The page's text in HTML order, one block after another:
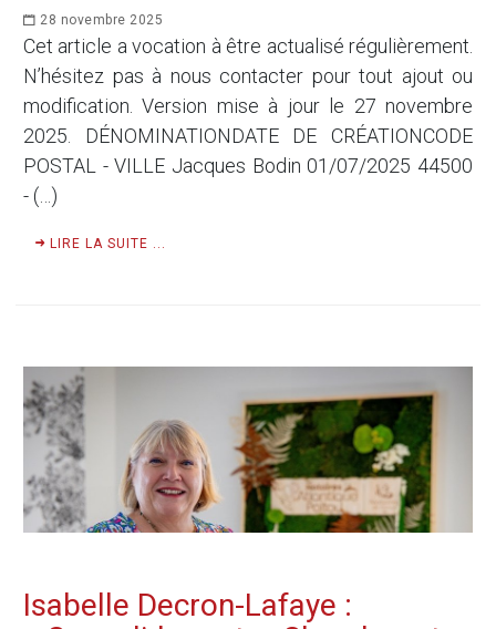
28 novembre 2025
Cet article a vocation à être actualisé régulièrement.
N’hésitez pas à nous contacter pour tout ajout ou
modification. Version mise à jour le 27 novembre
2025. DÉNOMINATIONDATE DE CRÉATIONCODE
POSTAL - VILLE Jacques Bodin 01/07/2025 44500
- (…)
LIRE LA SUITE ...
Isabelle Decron-Lafaye :